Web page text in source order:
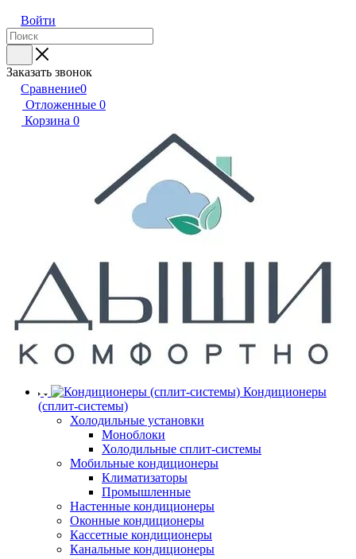
Войти
Заказать звонок
Сравнение0
Отложенные 0
Корзина 0
Кондиционеры
(сплит-системы)
Холодильные установки
Моноблоки
Холодильные сплит-системы
Мобильные кондиционеры
Климатизаторы
Промышленные
Настенные кондиционеры
Оконные кондиционеры
Кассетные кондиционеры
Канальные кондиционеры